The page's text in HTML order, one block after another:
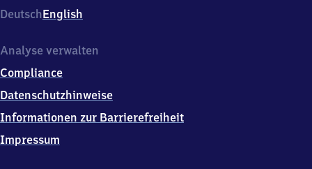
Fritz-
Erler-
1,
0
5
5
Düsseldorf
DeutschEnglish
Analyse verwalten
Compliance
Datenschutzhinweise
Informationen zur Barrierefreiheit
Impressum